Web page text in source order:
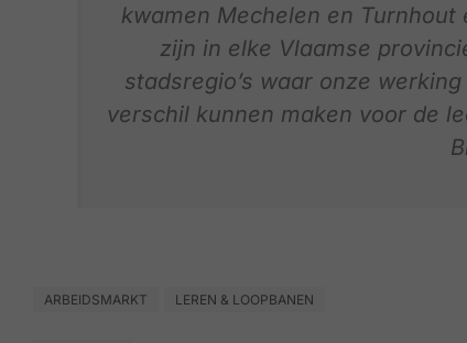
kwamen Mechelen en
zijn in elke Vlaamse
stadsregio’s waar onze
verschil kunnen maken voor de
ARBEIDSMARKT LEREN & LOOPBANEN